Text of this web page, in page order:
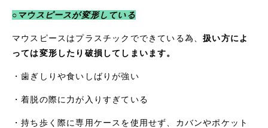
○マウスピースが変形している
マウスピースはプラスチックでできている為、扱い方によ
っては変形したり破損してしまいます。
・歯ぎしりや食いしばりが強い
・着脱の際に力が入りすぎている
・持ち歩く際に専用ケースを使用せず、カバンやポケット